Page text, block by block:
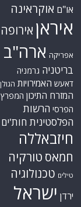
או"ם אוקראינה
איראן אירופה
אפריקה ארה"ב
בריטניה גרמניה
דאעש האמירויות הגולן
המזרח התיכון המפרץ
הפרסי הרשות
הפלסטינית חות'ים
חיזבאללה
חמאס טורקיה
טילים טכנולוגיה
ירדן ישראל